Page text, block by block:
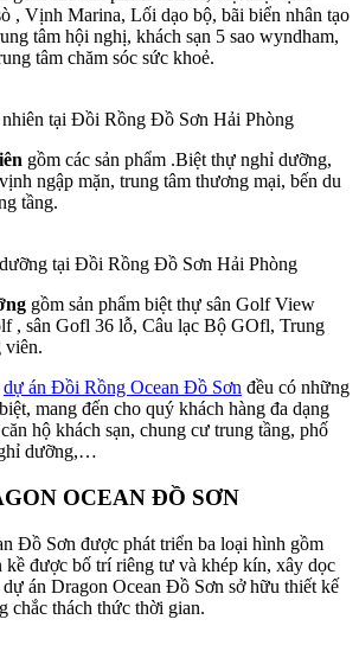
, Vịnh Marina, Lối dạo bộ, bãi biển nhân tạo
tâm hội nghị, khách sạn 5 sao wyndham,
tâm chăm sóc sức khoẻ.
nhiên tại Đồi Rồng Đồ Sơn Hải Phòng
gồm các sản phẩm .Biệt thự nghỉ dưỡng,
ngập mặn, trung tâm thương mại, bến du
tầng.
tại Đồi Rồng Đồ Sơn Hải Phòng
gồm sản phẩm biệt thự sân Golf View
, sân Gofl 36 lỗ, Câu lạc Bộ GOfl, Trung
viên.
dự án Đồi Rồng Ocean Đồ Sơn đều có những
mang đến cho quý khách hàng đa dạng
hộ khách sạn, chung cư trung tầng, phố
dưỡng,…
OCEAN ĐỒ SƠN
Đồ Sơn được phát triển ba loại hình gồm
kề được bố trí riêng tư và khép kín, xây dọc
án Dragon Ocean Đồ Sơn sở hữu thiết kế
chắc thách thức thời gian.